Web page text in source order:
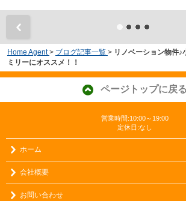
Home Agent > ブログ記事一覧 > リノベーション物件
ミリーにオススメ！！
ページトップに戻る
営業時間:10:00～19:00
定休日:なし
ホーム
会社概要
お問い合わせ